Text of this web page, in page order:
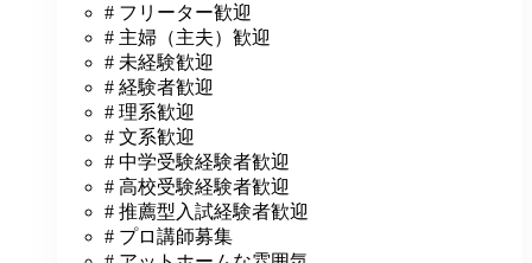
# フリーター歓迎
# 主婦（主夫）歓迎
# 未経験歓迎
# 経験者歓迎
# 理系歓迎
# 文系歓迎
# 中学受験経験者歓迎
# 高校受験経験者歓迎
# 推薦型入試経験者歓迎
# プロ講師募集